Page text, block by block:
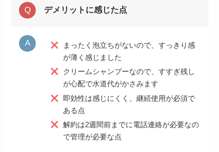
デメリットに感じた点
まったく泡立ちがないので、すっきり感
が薄く感じました
クリームシャンプーなので、すすぎ残し
が心配で水道代がかさみます
即効性は感じにくく、継続使用が必須で
ある点
解約は2週間前までに電話連絡が必要なの
で管理が必要な点